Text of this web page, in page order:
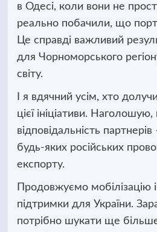
в Одесі, коли вони не
реально побачили, що порт
Це справді важливий
для Чорноморського
світу.
І я вдячний усім, хто
цієї ініціативи.
відповідальність
будь-яких російських
експорту.
Продовжуємо мобілізацію
підтримки для України.
потрібно шукати ще